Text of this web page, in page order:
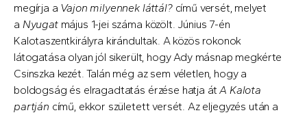
megírja a Vajon milyennek láttál?című versét, melyet
a Nyugatmájus 1-jei száma közölt. Június 7-én
Kalotaszentkirályra kirándultak. A közös rokonok
látogatása olyan jól sikerült, hogy Ady másnap megkérte
Csinszka kezét. Talán még az sem véletlen, hogy a
boldogság és elragadtatás érzése hatja átA Kalota
partján című, ekkor született versét. Az eljegyzés után a